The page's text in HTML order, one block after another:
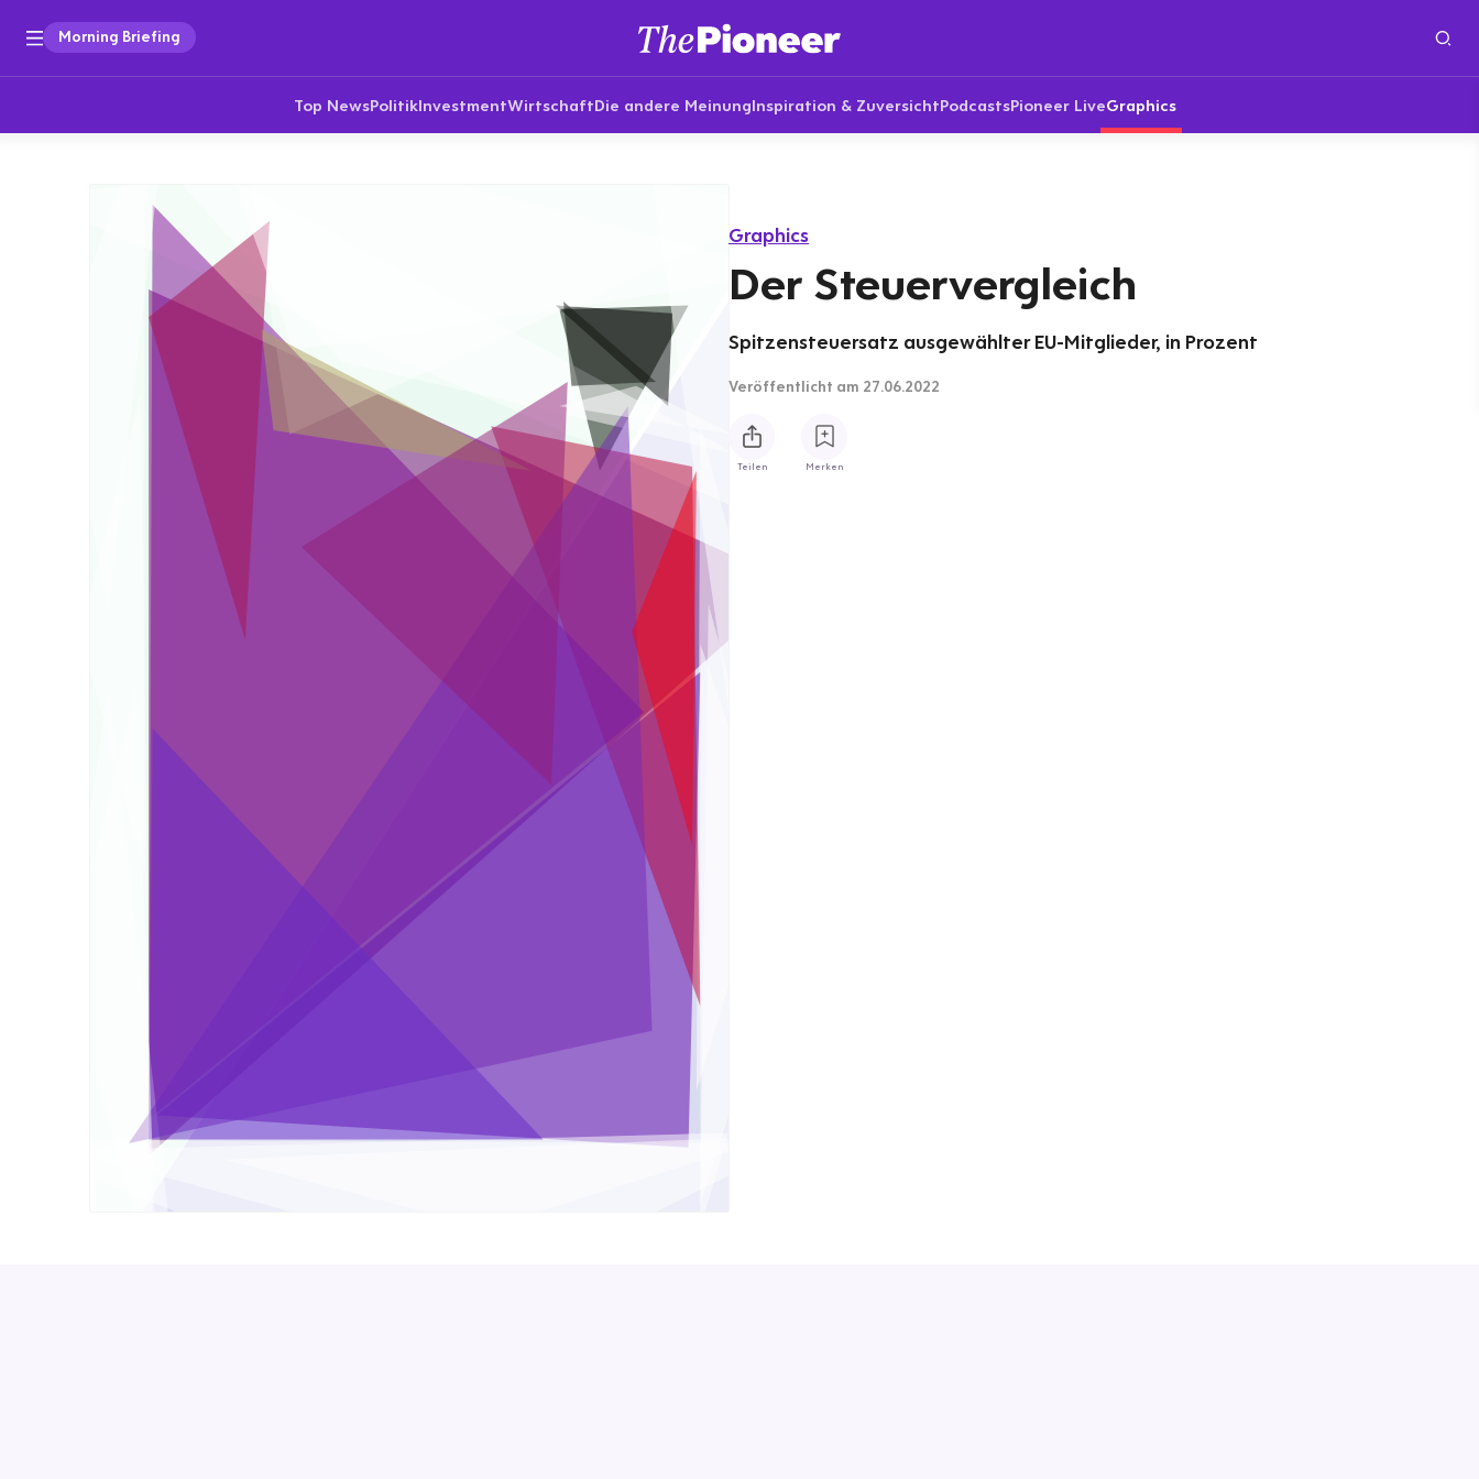
Morning Briefing
Top NewsPolitikInvestmentWirtschaftDie andere MeinungInspiration & ZuversichtPodcastsPioneer LiveGraphics
Graphics
Der Steuervergleich
Spitzensteuersatz ausgewählter EU-Mitglieder, in Prozent
Veröffentlicht am 27.06.2022
Teilen Merken